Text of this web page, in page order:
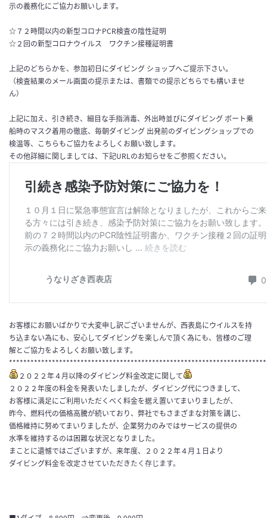
示の義務化にご協力お願いします。
☆７２時間以内の新型コロナPCR検査の陰性証明
☆２回の新型コロナウイルス ワクチン接種証明書
上記のどちらかを、参加初日にダイビング ショップへご提示下さい。
（検査結果のメール画面の提示または、書類での提示どちらでも構いませ
ん）
上記に加え、引き続き、細目な手指消毒、外出時並びにダイビング ボート乗
船時のマスク着用の徹底、毎朝ダイビング 出発前のダイビングショップでの
検温等、こちらもご協力をよろしくお願い致します。
その他詳細に関しましては、下記URLのお知らせをご参照ください。
お客様にお願いばかりで大変申し訳ございませんが、西表島にウイルスを持
ち込まない為にも、安心してダイビングを楽しんで頂く為にも、皆様のご理
解とご協力をよろしくお願い致します。
２０２２年４月以降のダイビング料金改定に関して
２０２２年度の料金を発表いたしましたが、ダイビング代につきまして、
お客様に満足にご利用いただくべく料金を据え置いてまいりましたが、
昨今、燃料代の価格高騰が続いており、弊社でもさまざまな対策を講じ、
価格維持に努めてまいりましたが、企業努力のみではサービスの提供の
水準を維持するのは困難な状況となりました。
まことに遺憾ではございますが、来年度、２０２２年４月１日より
ダイビング料金を改定させていただきたく存じます。